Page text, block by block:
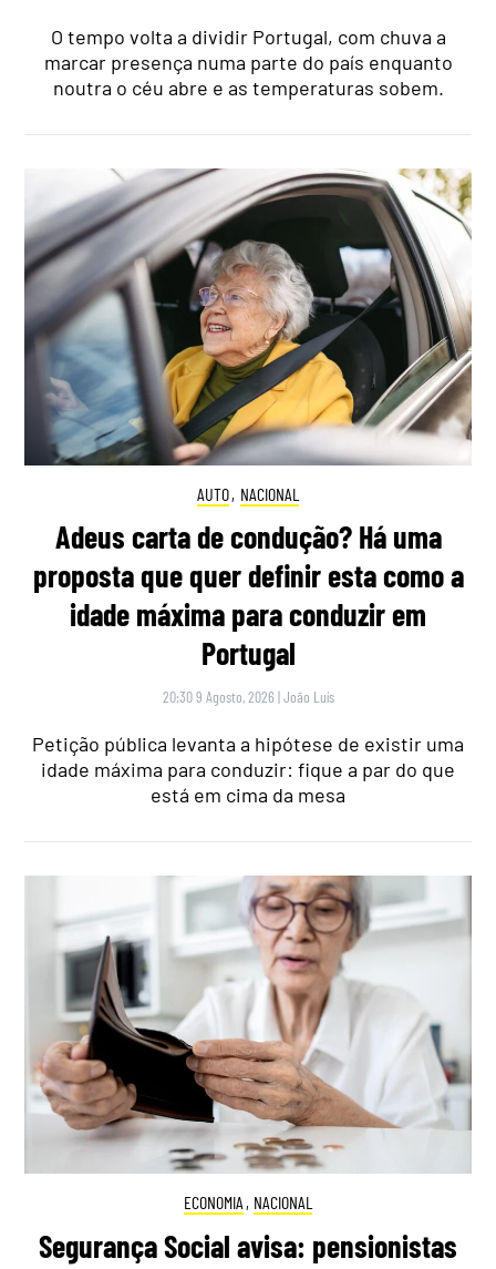
O tempo volta a dividir Portugal, com chuva a
marcar presença numa parte do país enquanto
noutra o céu abre e as temperaturas sobem.
AUTO, NACIONAL
Adeus carta de condução? Há uma
proposta que quer definir esta como a
idade máxima para conduzir em
Portugal
20:30 9 Agosto, 2026 |João Luís
Petição pública levanta a hipótese de existir uma
idade máxima para conduzir: fique a par do que
está em cima da mesa
ECONOMIA , NACIONAL
Segurança Social avisa: pensionistas